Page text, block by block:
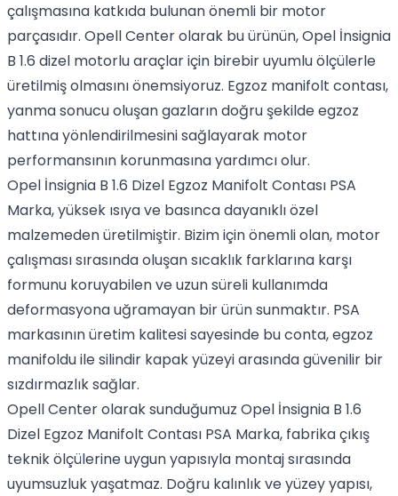
çalışmasına katkıda bulunan önemli bir motor
parçasıdır. Opell Center olarak bu ürünün, Opel İnsignia
B 1.6 dizel motorlu araçlar için birebir uyumlu ölçülerle
üretilmiş olmasını önemsiyoruz. Egzoz manifolt contası,
yanma sonucu oluşan gazların doğru şekilde egzoz
hattına yönlendirilmesini sağlayarak motor
performansının korunmasına yardımcı olur.
Opel İnsignia B 1.6 Dizel Egzoz Manifolt Contası PSA
Marka, yüksek ısıya ve basınca dayanıklı özel
malzemeden üretilmiştir. Bizim için önemli olan, motor
çalışması sırasında oluşan sıcaklık farklarına karşı
formunu koruyabilen ve uzun süreli kullanımda
deformasyona uğramayan bir ürün sunmaktır. PSA
markasının üretim kalitesi sayesinde bu conta, egzoz
manifoldu ile silindir kapak yüzeyi arasında güvenilir bir
sızdırmazlık sağlar.
Opell Center olarak sunduğumuz Opel İnsignia B 1.6
Dizel Egzoz Manifolt Contası PSA Marka, fabrika çıkış
teknik ölçülerine uygun yapısıyla montaj sırasında
uyumsuzluk yaşatmaz. Doğru kalınlık ve yüzey yapısı,